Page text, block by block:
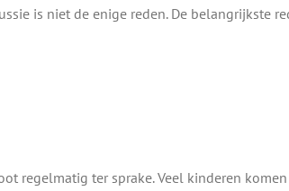
is niet de enige reden. De belangrijkste
regelmatig ter sprake. Veel kinderen